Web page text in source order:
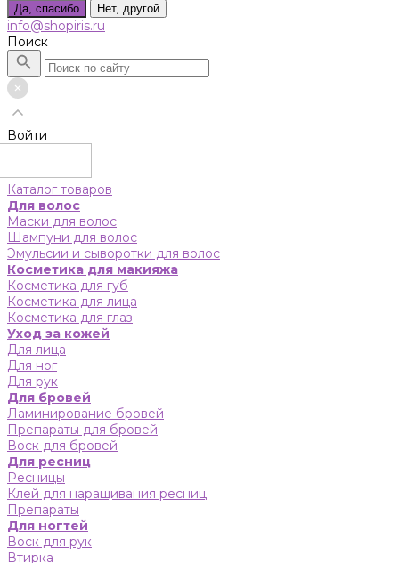
Да, спасибо Нет, другой
info@shopiris.ru
Поиск
Войти
Каталог товаров
Для волос
Маски для волос
Шампуни для волос
Эмульсии и сыворотки для волос
Косметика для макияжа
Косметика для губ
Косметика для лица
Косметика для глаз
Уход за кожей
Для лица
Для ног
Для рук
Для бровей
Ламинирование бровей
Препараты для бровей
Воск для бровей
Для ресниц
Ресницы
Клей для наращивания ресниц
Препараты
Для ногтей
Воск для рук
Втирка